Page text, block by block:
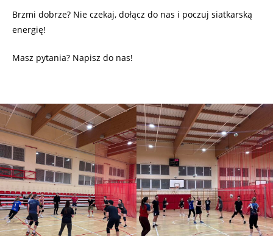
Brzmi dobrze? Nie czekaj, dołącz do nas i poczuj siatkarską
energię!
Masz pytania? Napisz do nas!